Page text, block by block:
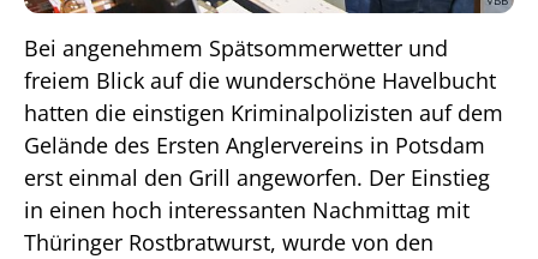
Bei angenehmem Spätsommerwetter und
freiem Blick auf die wunderschöne Havelbucht
hatten die einstigen Kriminalpolizisten auf dem
Gelände des Ersten Anglervereins in Potsdam
erst einmal den Grill angeworfen. Der Einstieg
in einen hoch interessanten Nachmittag mit
Thüringer Rostbratwurst, wurde von den